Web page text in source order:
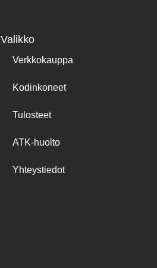
Valikko
Verkkokauppa
Kodinkoneet
Tulosteet
ATK-huolto
Yhteystiedot